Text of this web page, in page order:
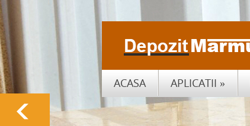
ACASA APLICATII »